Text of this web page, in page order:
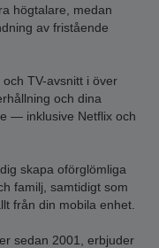
högtalare, medan
av fristående
TV-avsnitt i över
och dina
— inklusive Netflix och
skapa oförglömliga
familj, samtidigt som
från din mobila enhet.
sedan 2001, erbjuder